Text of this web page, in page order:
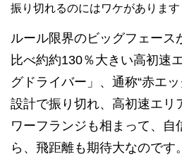
振り切れるのにはワケがあります
ルール限界のビッグフェース
比べ約約130％大きい高初速
グドライバー」、通称“赤エ
設計で振り切れ、高初速エリ
ワーフランジも相まって、自
ら、飛距離も期待大なのです。